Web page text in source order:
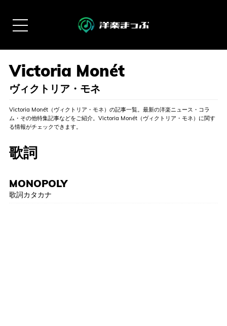
ヴィクトリア・モネ
Victoria Monét（ヴィクトリア・モネ）の記事一覧。最新の洋楽ニュース・コラ
ム・その他特集記事などをご紹介。Victoria Monét（ヴィクトリア・モネ）に関す
る情報がチェックできます。
歌詞
MONOPOLY
歌詞カタカナ